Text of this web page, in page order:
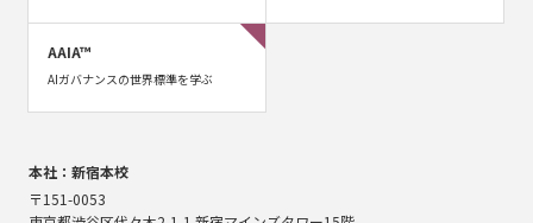
AAIA™
AIガバナンスの世界標準を学ぶ
本社：新宿本校
〒151-0053